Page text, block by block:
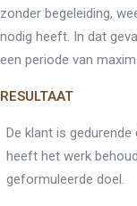
zonder begeleiding,
nodig heeft. In dat
een periode van
RESULTAAT
De klant is
heeft het werk
geformuleerde doel.